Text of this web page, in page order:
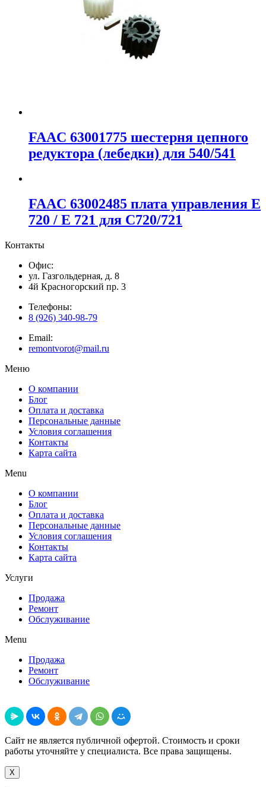
FAAC 63001775 шестерня цепного
редуктора (лебедки) для 540/541
FAAC 63002485 плата управления E
720 / E 721 для С720/721
Контакты
Офис:
ул. Газгольдерная, д. 8
4й Красногорский пр. 3
Телефоны:
8 (926) 340-98-79
Email:
remontvorot@mail.ru
Меню
О компании
Блог
Оплата и доставка
Персональные данные
Условия соглашения
Контакты
Карта сайта
Menu
О компании
Блог
Оплата и доставка
Персональные данные
Условия соглашения
Контакты
Карта сайта
Услуги
Продажа
Ремонт
Обслуживание
Menu
Продажа
Ремонт
Обслуживание
Сайт не является публичной офертой. Стоимость и сроки
работы уточняйте у специалиста. Все права защищены.
X